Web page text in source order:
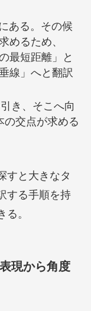
ある。その候
めるため、
最短距離」と
線」へと翻訳
き、そこへ向
の交点が求める
すと大きなタ
する手順を持
。
現から角度